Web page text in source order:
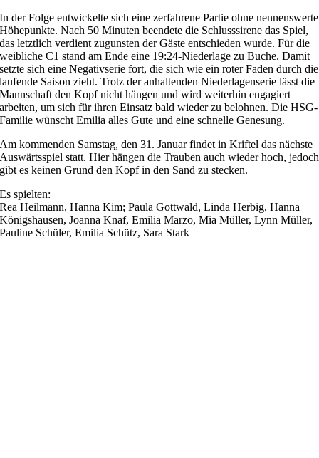
In der Folge entwickelte sich eine zerfahrene Partie ohne nennenswerte
Höhepunkte. Nach 50 Minuten beendete die Schlusssirene das Spiel,
das letztlich verdient zugunsten der Gäste entschieden wurde. Für die
weibliche C1 stand am Ende eine 19:24-Niederlage zu Buche. Damit
setzte sich eine Negativserie fort, die sich wie ein roter Faden durch die
laufende Saison zieht. Trotz der anhaltenden Niederlagenserie lässt die
Mannschaft den Kopf nicht hängen und wird weiterhin engagiert
arbeiten, um sich für ihren Einsatz bald wieder zu belohnen. Die HSG-
Familie wünscht Emilia alles Gute und eine schnelle Genesung.
Am kommenden Samstag, den 31. Januar findet in Kriftel das nächste
Auswärtsspiel statt. Hier hängen die Trauben auch wieder hoch, jedoch
gibt es keinen Grund den Kopf in den Sand zu stecken.
Es spielten:
Rea Heilmann, Hanna Kim; Paula Gottwald, Linda Herbig, Hanna
Königshausen, Joanna Knaf, Emilia Marzo, Mia Müller, Lynn Müller,
Pauline Schüler, Emilia Schütz, Sara Stark